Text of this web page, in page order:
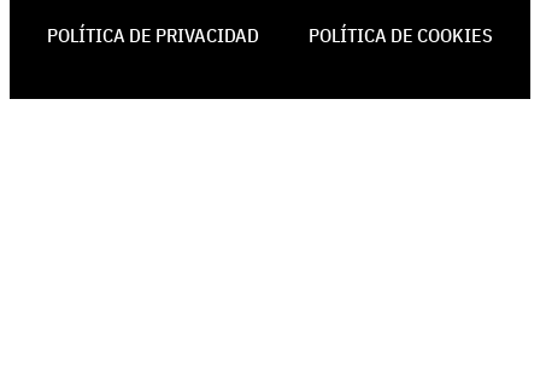
POLÍTICA DE PRIVACIDAD POLÍTICA DE COOKIES